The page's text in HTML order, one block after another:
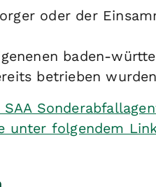
oder der
baden-
betrieben
unter folgendem